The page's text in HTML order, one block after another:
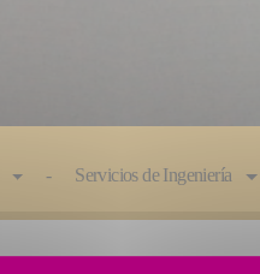
Servicios de Ingeniería